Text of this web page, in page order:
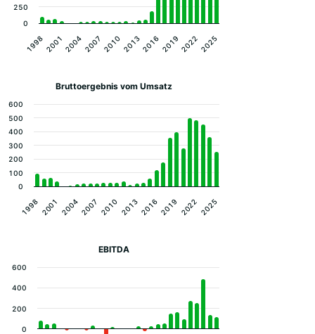
1998200120042007 2010 20132016201920222025
0
250
Bruttoergebnis vom Umsatz
1998 2001 20042007 2010 201320162019 2022 2025
0
100
200
300
400
500
600
EBITDA
0
200
400
600